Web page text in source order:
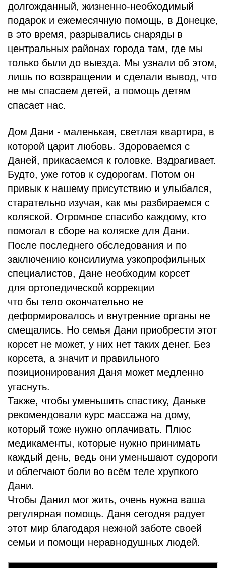
долгожданный, жизненно-необходимый
подарок и ежемесячную помощь, в Донецке,
в это время, разрывались снаряды в
центральных районах города там, где мы
только были до выезда. Мы узнали об этом,
лишь по возвращении и сделали вывод, что
не мы спасаем детей, а помощь детям
спасает нас.
Дом Дани - маленькая, светлая квартира, в
которой царит любовь. Здороваемся с
Даней, прикасаемся к головке. Вздрагивает.
Будто, уже готов к судорогам. Потом он
привык к нашему присутствию и улыбался,
старательно изучая, как мы разбираемся с
коляской. Огромное спасибо каждому, кто
помогал в сборе на коляске для Дани.
После последнего обследования и по
заключению консилиума узкопрофильных
специалистов, Дане необходим корсет
для ортопедической коррекции
что бы тело окончательно не
деформировалось и внутренние органы не
смещались. Но семья Дани приобрести этот
корсет не может, у них нет таких денег. Без
корсета, а значит и правильного
позиционирования Даня может медленно
угаснуть.
Также, чтобы уменьшить спастику, Даньке
рекомендовали курс массажа на дому,
который тоже нужно оплачивать. Плюс
медикаменты, которые нужно принимать
каждый день, ведь они уменьшают судороги
и облегчают боли во всём теле хрупкого
Дани.
Чтобы Данил мог жить, очень нужна ваша
регулярная помощь. Даня сегодня радует
этот мир благодаря нежной заботе своей
семьи и помощи неравнодушных людей.